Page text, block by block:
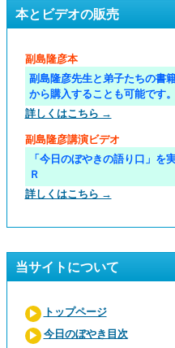
本とビデオの販売
副島隆彦本
副島隆彦先生と弟子たちの書
から購入することも可能です。
詳しくはこちら →
副島隆彦講演ビデオ
「今日のぼやきの語り口」を
Ｒ
詳しくはこちら →
当サイトについて
トップページ
今日のぼやき目次